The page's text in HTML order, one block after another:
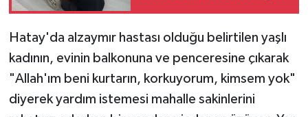
Hatay'da alzaymır hastası olduğu belirtilen yaşlı
kadının, evinin balkonuna ve penceresine çıkarak
"Allah'ım beni kurtarın, korkuyorum, kimsem yok"
diyerek yardım istemesi mahalle sakinlerini